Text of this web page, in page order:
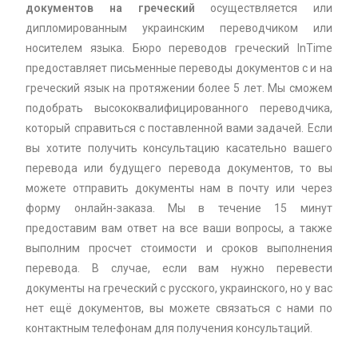
документов на греческий осуществляется или
дипломированным украинским переводчиком или
носителем языка. Бюро переводов греческий InTime
предоставляет письменные переводы документов с и на
греческий язык на протяжении более 5 лет. Мы сможем
подобрать высококвалифицированного переводчика,
который справиться с поставленной вами задачей. Если
вы хотите получить консультацию касательно вашего
перевода или будущего перевода документов, то вы
можете отправить документы нам в почту или через
форму онлайн-заказа. Мы в течение 15 минут
предоставим вам ответ на все ваши вопросы, а также
выполним просчет стоимости и сроков выполнения
перевода. В случае, если вам нужно перевести
документы на греческий с русского, украинского, но у вас
нет ещё документов, вы можете связаться с нами по
контактным телефонам для получения консультаций.